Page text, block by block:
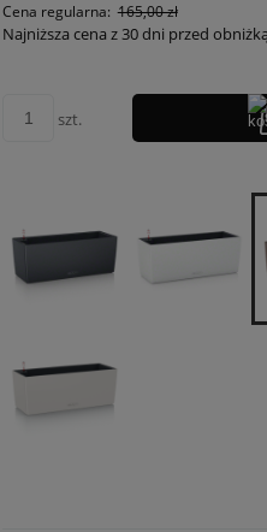
Cena regularna: 165,00 zł
Najniższa cena z 30 dni przed
szt.